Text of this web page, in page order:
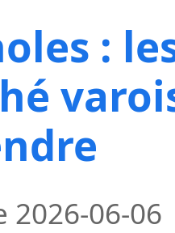
:
2026-06-06